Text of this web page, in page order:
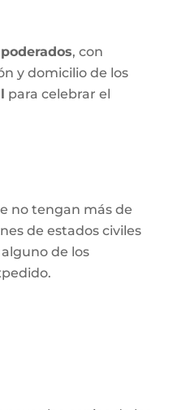
, con
y domicilio de los
para celebrar el
no tengan más de
de estados civiles
de los